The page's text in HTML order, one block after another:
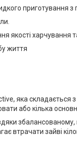
приготування з
якості харчування
життя
яка
або кілька
збалансованому,
втрачати зайві